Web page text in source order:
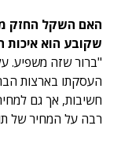
האם השקל החזק
שקובע הוא איכות
"ברור שזה משפיע.
העסקתו בארצות
חשיבות, אך גם
רבה על המחיר של